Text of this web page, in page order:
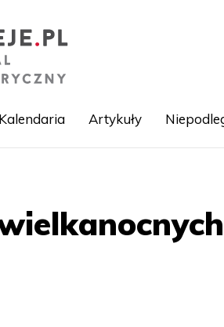
Kalendaria Artykuły